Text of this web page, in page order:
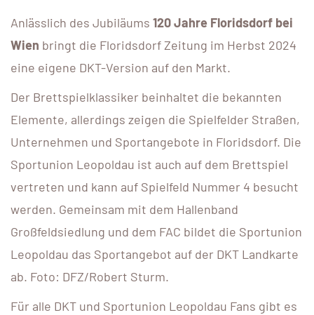
Anlässlich des Jubiläums 120 Jahre Floridsdorf bei
Wien bringt die Floridsdorf Zeitung im Herbst 2024
eine eigene DKT-Version auf den Markt.
Der Brettspielklassiker beinhaltet die bekannten
Elemente, allerdings zeigen die Spielfelder Straßen,
Unternehmen und Sportangebote in Floridsdorf. Die
Sportunion Leopoldau ist auch auf dem Brettspiel
vertreten und kann auf Spielfeld Nummer 4 besucht
werden. Gemeinsam mit dem Hallenband
Großfeldsiedlung und dem FAC bildet die Sportunion
Leopoldau das Sportangebot auf der DKT Landkarte
ab. Foto: DFZ/Robert Sturm.
Für alle DKT und Sportunion Leopoldau Fans gibt es